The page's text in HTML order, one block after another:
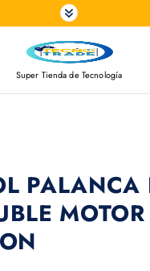
Super Tienda de Tecnología
MOTOR